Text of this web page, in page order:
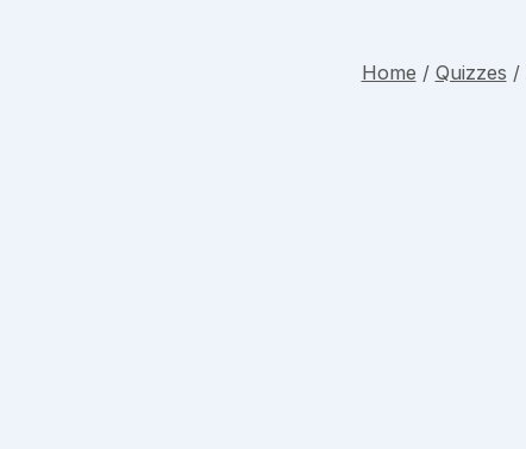
Home / Quizzes /